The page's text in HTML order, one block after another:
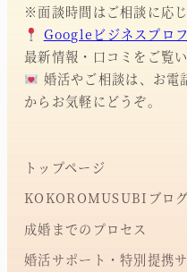
※面談時間はご相談に応じ
Googleビジネスプロ
最新情報・口コミをご覧い
婚活やご相談は、お
からお気軽にどうぞ。
トップページ
KOKOROMUSUBIブログ
成婚までのプロセス
婚活サポート・特別提携